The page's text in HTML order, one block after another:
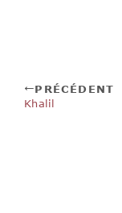
PRÉCÉDENT
Khalil